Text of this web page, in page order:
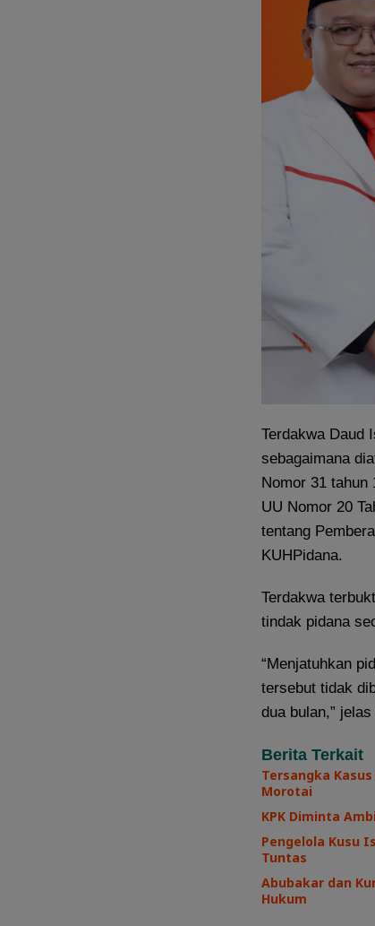
Terdakwa Daud
sebagaimana
Nomor 31 tahun
UU Nomor 20
tentang
KUHPidana.
Terdakwa
tindak pidana
“Menjatuhkan
tersebut tidak
dua bulan,”
Berita Terkait
Tersangka
Morotai
KPK Diminta
Pengelola Kusu
Tuntas
Abubakar dan
Hukum